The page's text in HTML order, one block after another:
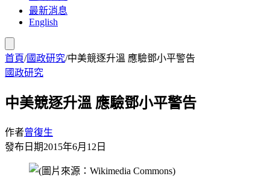
最新消息
English
首頁/國政研究/中美競逐升溫 應驗鄧小平警告
國政研究
中美競逐升溫 應驗鄧小平警告
作者曾復生
發布日期2015年6月12日